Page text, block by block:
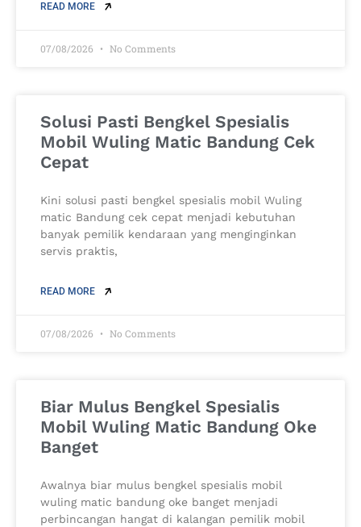
READ MORE
07/08/2026 No Comments
Solusi Pasti Bengkel Spesialis
Mobil Wuling Matic Bandung Cek
Cepat
Kini solusi pasti bengkel spesialis mobil Wuling
matic Bandung cek cepat menjadi kebutuhan
banyak pemilik kendaraan yang menginginkan
servis praktis,
READ MORE
07/08/2026 No Comments
Biar Mulus Bengkel Spesialis
Mobil Wuling Matic Bandung Oke
Banget
Awalnya biar mulus bengkel spesialis mobil
wuling matic bandung oke banget menjadi
perbincangan hangat di kalangan pemilik mobil